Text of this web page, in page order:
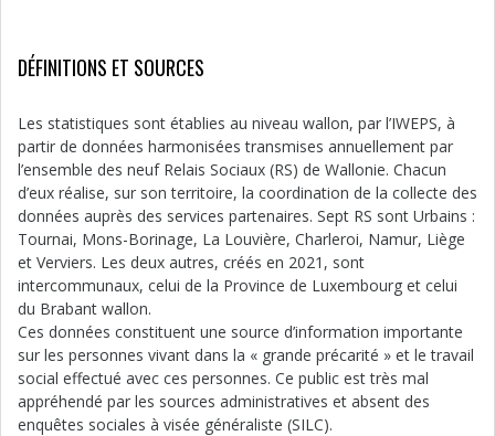
DÉFINITIONS ET SOURCES
Les statistiques sont établies au niveau wallon, par l’IWEPS, à
partir de données harmonisées transmises annuellement par
l’ensemble des neuf Relais Sociaux (RS) de Wallonie. Chacun
d’eux réalise, sur son territoire, la coordination de la collecte des
données auprès des services partenaires. Sept RS sont Urbains :
Tournai, Mons-Borinage, La Louvière, Charleroi, Namur, Liège
et Verviers. Les deux autres, créés en 2021, sont
intercommunaux, celui de la Province de Luxembourg et celui
du Brabant wallon.
Ces données constituent une source d’information importante
sur les personnes vivant dans la « grande précarité » et le travail
social effectué avec ces personnes. Ce public est très mal
appréhendé par les sources administratives et absent des
enquêtes sociales à visée généraliste (SILC).